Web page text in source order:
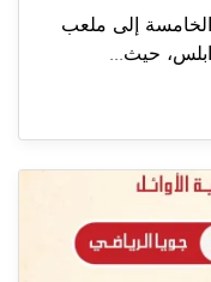
الخامسة إلى ملعب
حيث...